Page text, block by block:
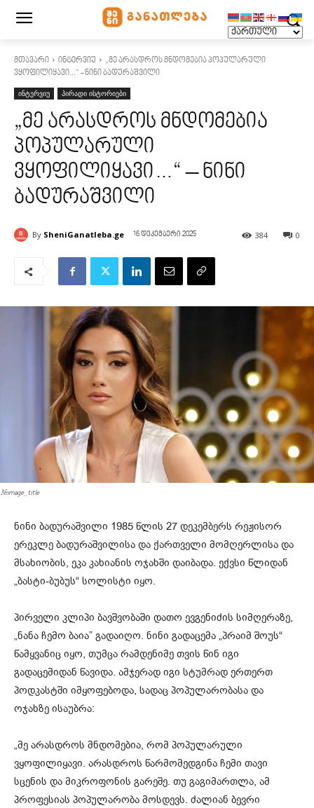
მთავარი ინტერვიუ
„მე არასდროს მნდომებია პოპულარული
ვყოფილიყავი...“ - ნინი ბადურაშვილი
ინტერვიუ პირადი ისტორიები
„მე არასდროს მნდომებია
პოპულარული
ვყოფილიყავი…“ – ნინი
ბადურაშვილი
By SheniGanatleba.ge 16 დეკემბერი 2025 0
384
#image_title
ნინი ბადურაშვილი 1985 წლის 27 დეკემბერს რეჟისორ
ერეკლე ბადურაშვილისა და ქართველი მომღერლისა და
მსახიობის, ეკა კახიანის ოჯახში დაიბადა. ექვსი წლიდან
„ბასტი-ბუბუს“ სოლისტი იყო.
პირველი კლიპი ბავშვობაში დათო ევგენიძის სიმღერაზე,
„ნანა ჩემო ბაია” გადაიღო. ნინი გადაცემა „პრაიმ შოუს“
წამყვანიც იყო, თუმცა რამდენიმე თვის წინ იგი
გადაცემიდან წავიდა. ამჯერად იგი სტუმრად ერთერთ
პოდკასტში იმყოფებოდა, სადაც პოპულარობასა და
ოჯახზე ისაუბრა:
„მე არასდროს მნდომებია, რომ პოპულარული
ვყოფილიყავი. არასდროს წარმომედგინა ჩემი თავი
სცენის და მიკროფონის გარეშე. თუ გაგიმართლა, ამ
პროფესიას პოპულარობა მოსდევს. ძალიან ბევრი